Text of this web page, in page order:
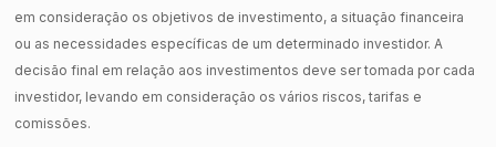
em consideração os objetivos de investimento, a situação financeira
ou as necessidades específicas de um determinado investidor. A
decisão final em relação aos investimentos deve ser tomada por cada
investidor, levando em consideração os vários riscos, tarifas e
comissões.